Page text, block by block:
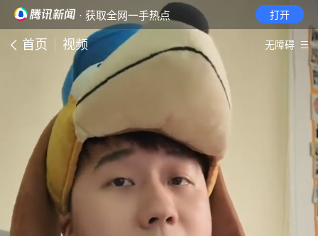
· 获取全网一手热点 打开
首页 视频 无障碍